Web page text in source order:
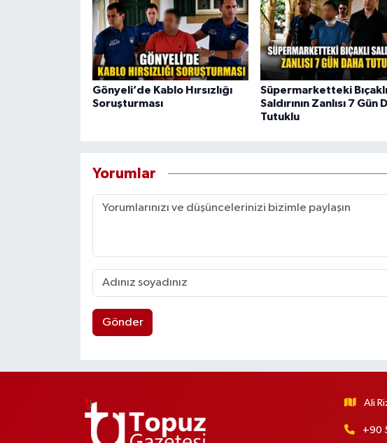
Gönyeli’de Kablo Hırsızlığı
Soruşturması
Süpermarketteki Bıçaklı
Saldırının Zanlısı 7 Gün
Tutuklu
Yorumlar
Gönder
Ali
+90